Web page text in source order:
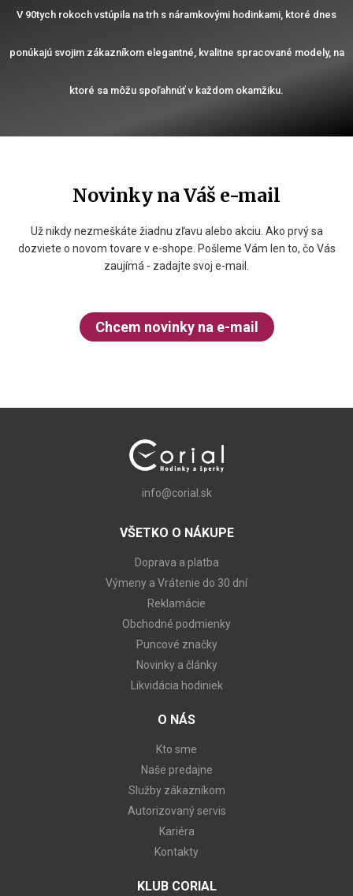
V 90tych rokoch vstúpila na trh s náramkovými hodinkami, ktoré dnes
ponúkajú svojim zákazníkom elegantné, kvalitne spracované modely, na
ktoré sa môžu spoľahnúť v každom okamžiku.
Novinky na Váš e-mail
Už nikdy nezmeškáte žiadnu zľavu alebo akciu. Ako prvý sa
dozviete o novom tovare v e-shope. Pošleme Vám len to, čo Vás
zaujímá - zadajte svoj e-mail.
Chcem novinky na e-mail
info@corial.sk
VŠETKO O NÁKUPE
Doprava a platba
Výmeny a Vrátenie do 30 dní
Reklamácie
Obchodné podmienky
Puncové značky
Novinky a články
Likvidácia hodiniek
O NÁS
Kto sme
Naše predajne
Služby zákazníkom
Autorizovaný servis
Kariéra
Kontakty
KLUB CORIAL